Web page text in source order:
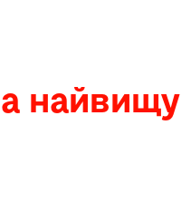
найвищу